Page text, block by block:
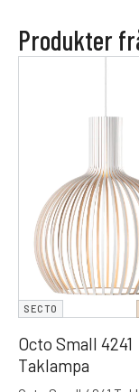
Produkter
SECTO
Octo Small 4241
Taklampa